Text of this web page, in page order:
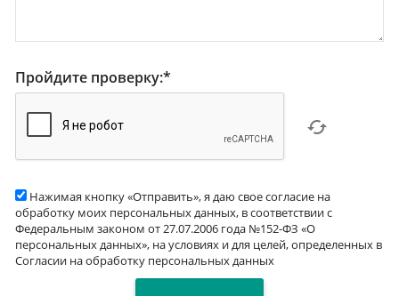
Пройдите проверку:*
Нажимая кнопку «Отправить», я даю свое согласие на
обработку моих персональных данных, в соответствии с
Федеральным законом от 27.07.2006 года №152-ФЗ «О
персональных данных», на условиях и для целей, определенных в
Согласии на обработку персональных данных